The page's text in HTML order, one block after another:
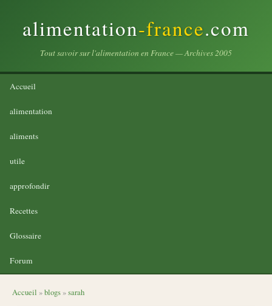
alimentation-france.com
Tout savoir sur l'alimentation en France — Archives 2005
Accueil
alimentation
aliments
utile
approfondir
Recettes
Glossaire
Forum
Accueil »blogs »sarah